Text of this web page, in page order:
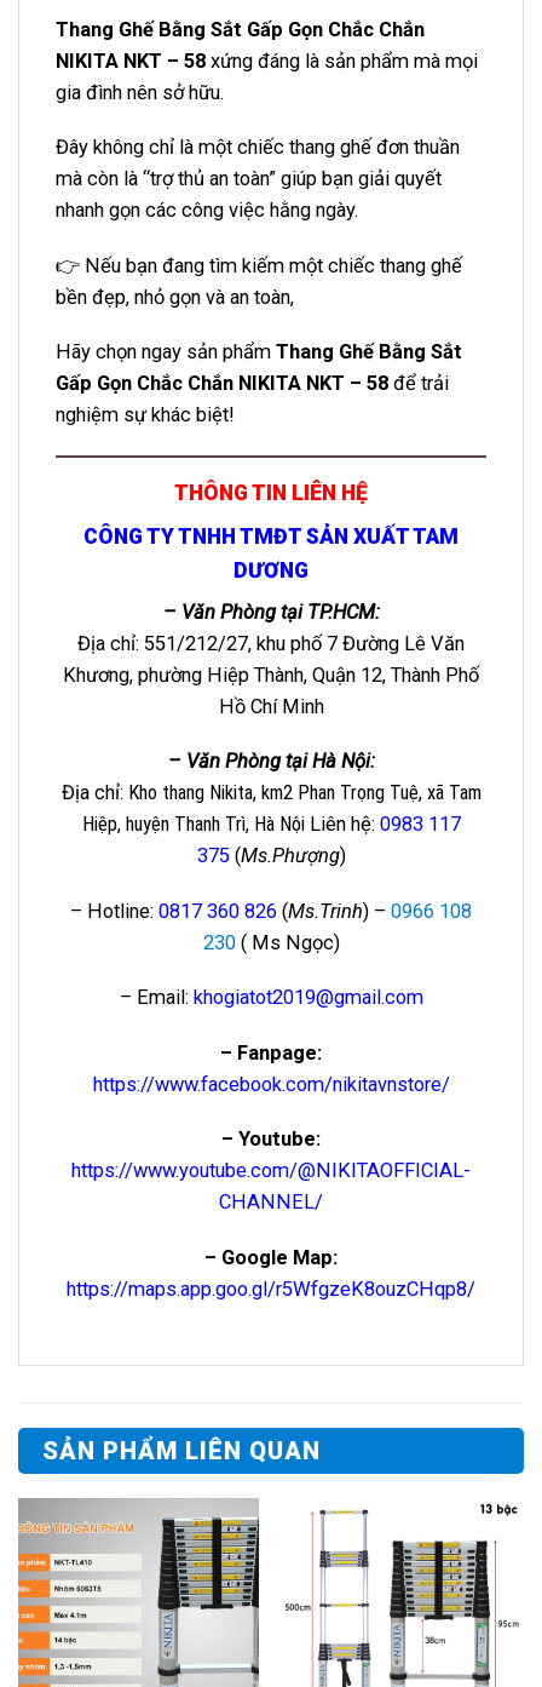
Thang Ghế Bằng Sắt Gấp Gọn Chắc Chắn
NIKITA NKT – 58 xứng đáng là sản phẩm mà mọi
gia đình nên sở hữu.
Đây không chỉ là một chiếc thang ghế đơn thuần
mà còn là “trợ thủ an toàn” giúp bạn giải quyết
nhanh gọn các công việc hằng ngày.
👉 Nếu bạn đang tìm kiếm một chiếc thang ghế
bền đẹp, nhỏ gọn và an toàn,
Hãy chọn ngay sản phẩm Thang Ghế Bằng Sắt
Gấp Gọn Chắc Chắn NIKITA NKT – 58 để trải
nghiệm sự khác biệt!
THÔNG TIN LIÊN HỆ
CÔNG TY TNHH TMĐT SẢN XUẤT TAM
DƯƠNG
– Văn Phòng tại TP.HCM:
Địa chỉ: 551/212/27, khu phố 7 Đường Lê Văn
Khương, phường Hiệp Thành, Quận 12, Thành Phố
Hồ Chí Minh
– Văn Phòng tại Hà Nội:
Địa chỉ: Kho thang Nikita, km2 Phan Trọng Tuệ, xã Tam
Hiệp, huyện Thanh Trì, Hà Nội Liên hệ: 0983 117
375(Ms.Phượng)
– Hotline: 0817 360 826 (Ms.Trinh) – 0966 108
230( Ms Ngọc)
– Email: khogiatot2019@gmail.com
– Fanpage:
https://www.facebook.com/nikitavnstore/
– Youtube:
https://www.youtube.com/@NIKITAOFFICIAL-
CHANNEL/
– Google Map:
https://maps.app.goo.gl/r5WfgzeK8ouzCHqp8/
SẢN PHẨM LIÊN QUAN